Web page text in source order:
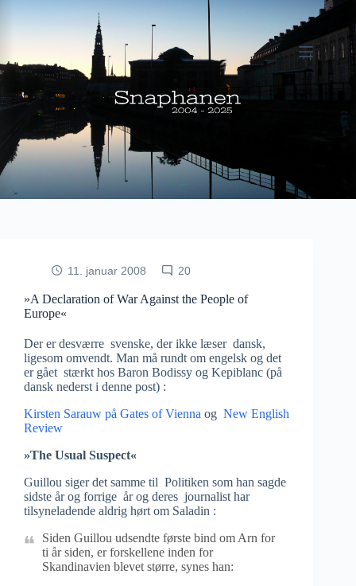
11. januar 2008 20
»A Declaration of War Against the People of
Europe«
Der er desværre svenske, der ikke læser dansk,
ligesom omvendt. Man må rundt om engelsk og det
er gået stærkt hos Baron Bodissy og Kepiblanc (på
dansk nederst i denne post) :
Kirsten Sarauw på Gates of Vienna og New English
Review
»The Usual Suspect«
Guillou siger det samme til Politiken som han sagde
sidste år og forrige år og deres journalist har
tilsyneladende aldrig hørt om Saladin :
Siden Guillou udsendte første bind om Arn for
ti år siden, er forskellene inden for
Skandinavien blevet større, synes han: